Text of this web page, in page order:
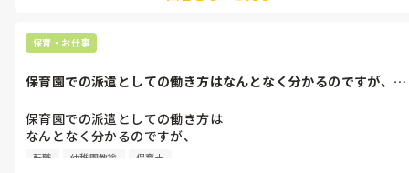
保育・お仕事
保育園での派遣としての働き方はなんとなく分かるのですが、幼
保育園での派遣としての働き方は
なんとなく分かるのですが、
幼稚園での派遣としての働き方は
転職 幼稚園教諭 保育士